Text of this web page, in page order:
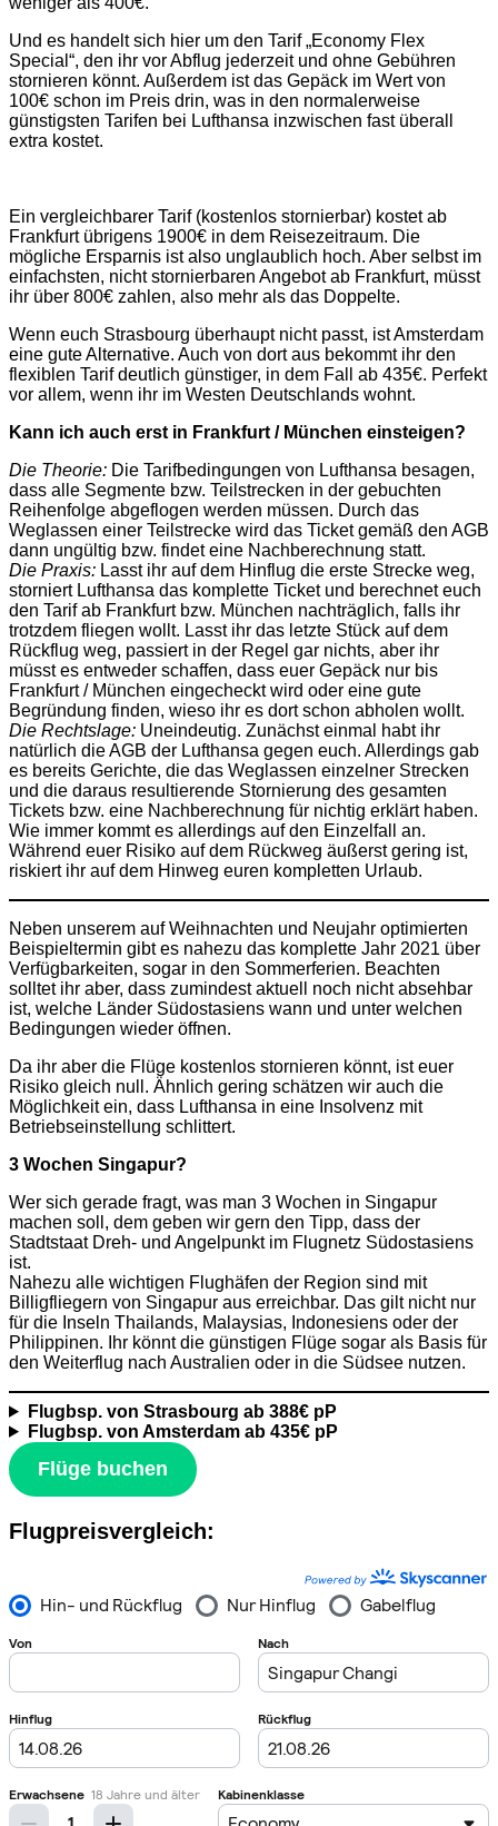
Und es handelt sich hier um den Tarif „Economy Flex
Special“, den ihr vor Abflug jederzeit und ohne Gebühren
stornieren könnt. Außerdem ist das Gepäck im Wert von
100€ schon im Preis drin, was in den normalerweise
günstigsten Tarifen bei Lufthansa inzwischen fast überall
extra kostet.
Ein vergleichbarer Tarif (kostenlos stornierbar) kostet ab
Frankfurt übrigens 1900€ in dem Reisezeitraum. Die
mögliche Ersparnis ist also unglaublich hoch. Aber selbst im
einfachsten, nicht stornierbaren Angebot ab Frankfurt, müsst
ihr über 800€ zahlen, also mehr als das Doppelte.
Wenn euch Strasbourg überhaupt nicht passt, ist Amsterdam
eine gute Alternative. Auch von dort aus bekommt ihr den
flexiblen Tarif deutlich günstiger, in dem Fall ab 435€. Perfekt
vor allem, wenn ihr im Westen Deutschlands wohnt.
Kann ich auch erst in Frankfurt / München einsteigen?
Die Theorie: Die Tarifbedingungen von Lufthansa besagen,
dass alle Segmente bzw. Teilstrecken in der gebuchten
Reihenfolge abgeflogen werden müssen. Durch das
Weglassen einer Teilstrecke wird das Ticket gemäß den AGB
dann ungültig bzw. findet eine Nachberechnung statt.
Die Praxis: Lasst ihr auf dem Hinflug die erste Strecke weg,
storniert Lufthansa das komplette Ticket und berechnet euch
den Tarif ab Frankfurt bzw. München nachträglich, falls ihr
trotzdem fliegen wollt. Lasst ihr das letzte Stück auf dem
Rückflug weg, passiert in der Regel gar nichts, aber ihr
müsst es entweder schaffen, dass euer Gepäck nur bis
Frankfurt / München eingecheckt wird oder eine gute
Begründung finden, wieso ihr es dort schon abholen wollt.
Die Rechtslage: Uneindeutig. Zunächst einmal habt ihr
natürlich die AGB der Lufthansa gegen euch. Allerdings gab
es bereits Gerichte, die das Weglassen einzelner Strecken
und die daraus resultierende Stornierung des gesamten
Tickets bzw. eine Nachberechnung für nichtig erklärt haben.
Wie immer kommt es allerdings auf den Einzelfall an.
Während euer Risiko auf dem Rückweg äußerst gering ist,
riskiert ihr auf dem Hinweg euren kompletten Urlaub.
Neben unserem auf Weihnachten und Neujahr optimierten
Beispieltermin gibt es nahezu das komplette Jahr 2021 über
Verfügbarkeiten, sogar in den Sommerferien. Beachten
solltet ihr aber, dass zumindest aktuell noch nicht absehbar
ist, welche Länder Südostasiens wann und unter welchen
Bedingungen wieder öffnen.
Da ihr aber die Flüge kostenlos stornieren könnt, ist euer
Risiko gleich null. Ähnlich gering schätzen wir auch die
Möglichkeit ein, dass Lufthansa in eine Insolvenz mit
Betriebseinstellung schlittert.
3 Wochen Singapur?
Wer sich gerade fragt, was man 3 Wochen in Singapur
machen soll, dem geben wir gern den Tipp, dass der
Stadtstaat Dreh- und Angelpunkt im Flugnetz Südostasiens
ist.
Nahezu alle wichtigen Flughäfen der Region sind mit
Billigfliegern von Singapur aus erreichbar. Das gilt nicht nur
für die Inseln Thailands, Malaysias, Indonesiens oder der
Philippinen. Ihr könnt die günstigen Flüge sogar als Basis für
den Weiterflug nach Australien oder in die Südsee nutzen.
Flugbsp. von Strasbourg ab 388€ pP
Flugbsp. von Amsterdam ab 435€ pP
Flüge buchen
Flugpreisvergleich: